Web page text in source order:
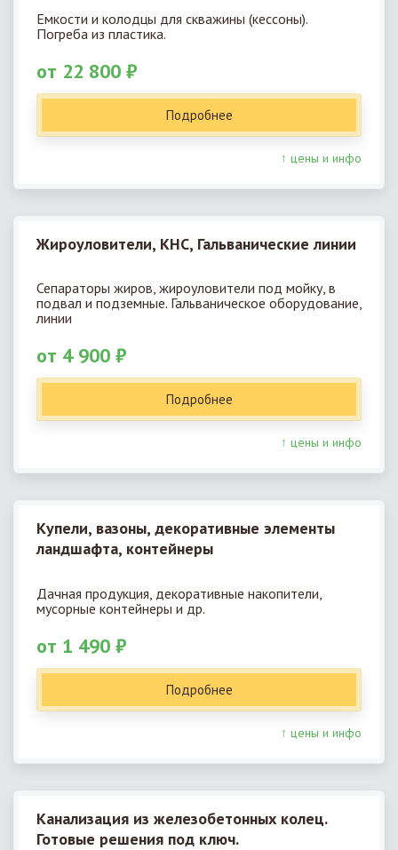
Емкости и колодцы для скважины (кессоны).
Погреба из пластика.
от 22 800 ₽
Подробнее
↑ цены и инфо
Жироуловители, КНС, Гальванические линии
Сепараторы жиров, жироуловители под мойку, в
подвал и подземные. Гальваническое оборудование,
линии
от 4 900 ₽
Подробнее
↑ цены и инфо
Купели, вазоны, декоративные элементы
ландшафта, контейнеры
Дачная продукция, декоративные накопители,
мусорные контейнеры и др.
от 1 490 ₽
Подробнее
↑ цены и инфо
Канализация из железобетонных колец.
Готовые решения под ключ.